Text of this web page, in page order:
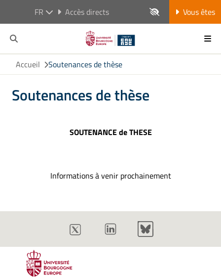
FR Accès directs Vous êtes
Accueil Soutenances de thèse
Soutenances de thèse
SOUTENANCE de THESE
Informations à venir prochainement